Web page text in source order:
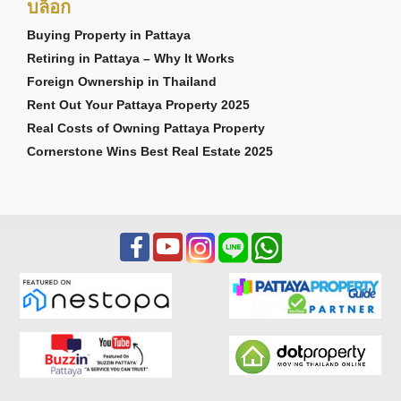
บล็อก
Buying Property in Pattaya
Retiring in Pattaya – Why It Works
Foreign Ownership in Thailand
Rent Out Your Pattaya Property 2025
Real Costs of Owning Pattaya Property
Cornerstone Wins Best Real Estate 2025